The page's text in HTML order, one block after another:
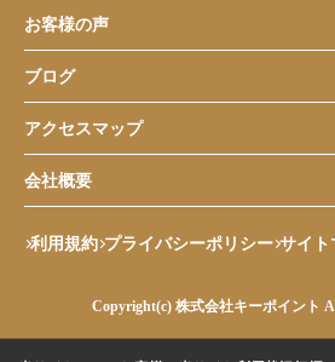
お客様の声
ブログ
アクセスマップ
会社概要
利用規約 プライバシーポリシー サイト
Copyright(c) 株式会社キーポイント